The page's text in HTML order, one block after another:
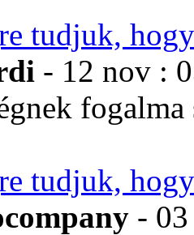
tudjuk,
- 12 nov :
tudjuk,
-